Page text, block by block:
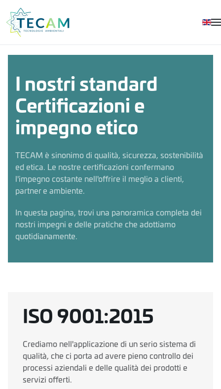
Skip to main content
I nostri standard
Certificazioni e
impegno etico
TECAM è sinonimo di qualità, sicurezza, sostenibilità
ed etica. Le nostre certificazioni confermano
l'impegno costante nell'offrire il meglio a clienti,
partner e ambiente.
In questa pagina, trovi una panoramica completa dei
nostri impegni e delle pratiche che adottiamo
quotidianamente.
ISO 9001:2015
Crediamo nell'applicazione di un serio sistema di
qualità, che ci porta ad avere pieno controllo dei
processi aziendali e delle qualità dei prodotti e
servizi offerti.